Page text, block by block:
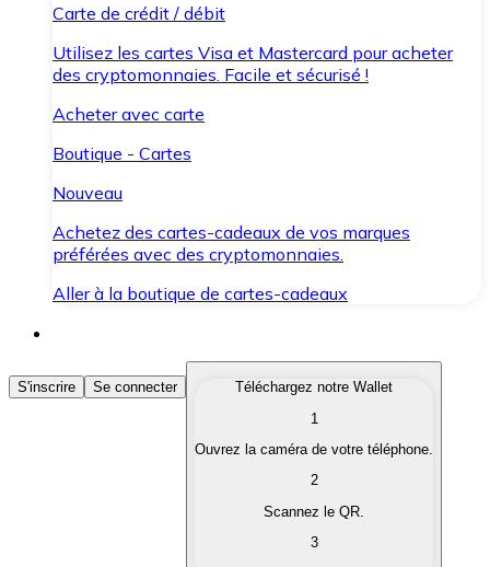
Carte de crédit / débit
Utilisez les cartes Visa et Mastercard pour acheter
des cryptomonnaies. Facile et sécurisé !
Acheter avec carte
Boutique - Cartes
Nouveau
Achetez des cartes-cadeaux de vos marques
préférées avec des cryptomonnaies.
Aller à la boutique de cartes-cadeaux
Acheter des Cryptomonnaies
Achetez les cryptomonnaies qui vous intéressent
Convertissez vos cryptomonnaies en monnaie
S'inscrire Se connecter
Téléchargez notre Wallet
1
Ouvrez la caméra de votre téléphone.
2
Scannez le QR.
3